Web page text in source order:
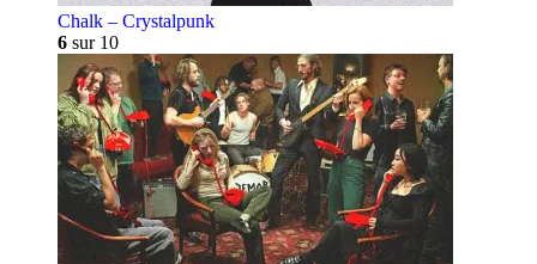
Chalk – Crystalpunk
6 sur 10